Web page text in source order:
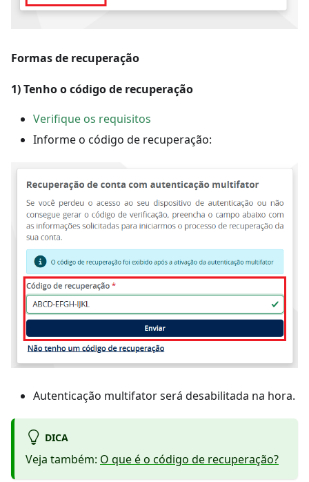
Formas de recuperação
1) Tenho o código de recuperação
Verifique os requisitos
Informe o código de recuperação:
Autenticação multifator será desabilitada na hora.
DICA
Veja também: O que é o código de recuperação?